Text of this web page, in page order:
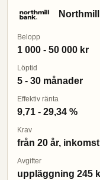
Northmill
Belopp
1 000 - 50 000 kr
Löptid
5 - 30 månader
Effektiv ränta
9,71 - 29,34 %
Krav
från 20 år,
Avgifter
uppläggning 245